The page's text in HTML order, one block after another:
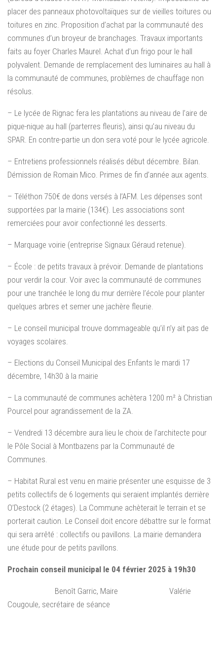
placer des panneaux photovoltaïques sur de vieilles toitures ou
toitures en zinc. Proposition d’achat par la communauté des
communes d’un broyeur de branchages. Travaux importants
faits au foyer Charles Maurel. Achat d’un frigo pour le hall
polyvalent. Demande de remplacement des luminaires au hall à
la communauté de communes, problèmes de chauffage non
résolus.
– Le lycée de Rignac fera les plantations au niveau de l’aire de
pique-nique au hall (parterres fleuris), ainsi qu’au niveau du
SPAR. En contre-partie un don sera voté pour le lycée agricole.
– Entretiens professionnels réalisés début décembre. Bilan.
Démission de Romain Mico. Primes de fin d’année aux agents.
– Téléthon 750€ de dons versés à l’AFM. Les dépenses sont
supportées par la mairie (134€). Les associations sont
remerciées pour avoir confectionné les desserts.
– Marquage voirie (entreprise Signaux Géraud retenue).
– École : de petits travaux à prévoir. Demande de plantations
pour verdir la cour. Voir avec la communauté de communes
pour une tranchée le long du mur derrière l’école pour planter
quelques arbres et semer une jachère fleurie.
– Le conseil municipal trouve dommageable qu’il n’y ait pas de
voyages scolaires.
– Elections du Conseil Municipal des Enfants le mardi 17
décembre, 14h30 à la mairie
– La communauté de communes achètera 1200 m² à Christian
Pourcel pour agrandissement de la ZA.
– Vendredi 13 décembre aura lieu le choix de l’architecte pour
le Pôle Social à Montbazens par la Communauté de
Communes.
– Habitat Rural est venu en mairie présenter une esquisse de 3
petits collectifs de 6 logements qui seraient implantés derrière
O’Destock (2 étages). La Commune achèterait le terrain et se
porterait caution. Le Conseil doit encore débattre sur le format
qui sera arrêté : collectifs ou pavillons. La mairie demandera
une étude pour de petits pavillons.
Prochain conseil municipal le 04 février 2025 à 19h30
Benoît Garric, Maire Valérie
Cougoule, secrétaire de séance